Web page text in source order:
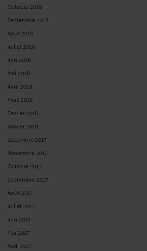
Octobre 2018
Septembre 2018
Août 2018
Juillet 2018
Juin 2018
Mai 2018
Avril 2018
Mars 2018
Février 2018
Janvier 2018
Décembre 2017
Novembre 2017
Octobre 2017
Septembre 2017
Août 2017
Juillet 2017
Juin 2017
Mai 2017
Avril 2017